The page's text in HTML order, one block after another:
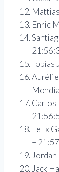
Enric
Tobias
Carlos
Felix
–
Jack